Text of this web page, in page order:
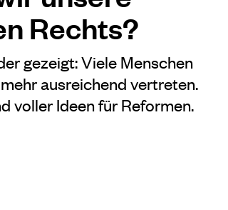
Rechts?
gezeigt: Viele Menschen
ausreichend vertreten.
voller Ideen für Reformen.